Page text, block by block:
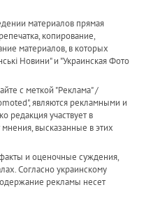
материалов прямая
копирование,
материалов, в которых
Новини" и "Украинская Фото
с меткой "Реклама" /
являются рекламными и
редакция участвует в
мнения, высказанные в этих
и оценочные суждения,
Согласно украинскому
рекламы несет